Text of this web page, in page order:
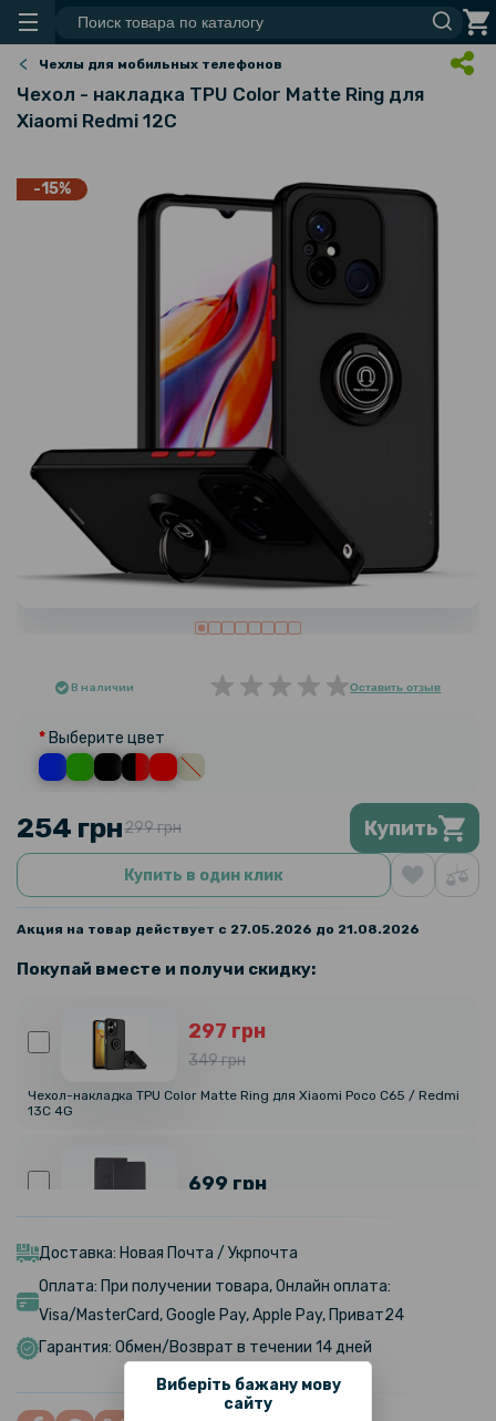
Виберіть бажану мову
сайту
Чехлы для мобильных телефонов
Чехол - накладка TPU Color Matte Ring для
Xiaomi Redmi 12C
-15%
В наличии Оставить отзыв
Выберите цвет
254 грн299 грн Купить
Купить в один клик
Акция на товар действует с 27.05.2026 до 21.08.2026
Покупай вместе и получи скидку:
297 грн
349 грн
Чехол-накладка TPU Color Matte Ring для Xiaomi Poco C65 / Redmi
13C 4G
699 грн
159 грн
199 грн
Противоударная гидрогелевая пленка Hydrogel Film для Xiaomi
Redmi 12C, Transparent
Доставка: Новая Почта / Укрпочта
Оплата: При получении товара, Онлайн оплата:
Visa/MasterCard, Google Pay, Apple Pay, Приват24
Гарантия: Обмен/Возврат в течении 14 дней